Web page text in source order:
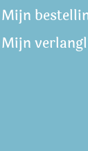
Mijn
Mijn